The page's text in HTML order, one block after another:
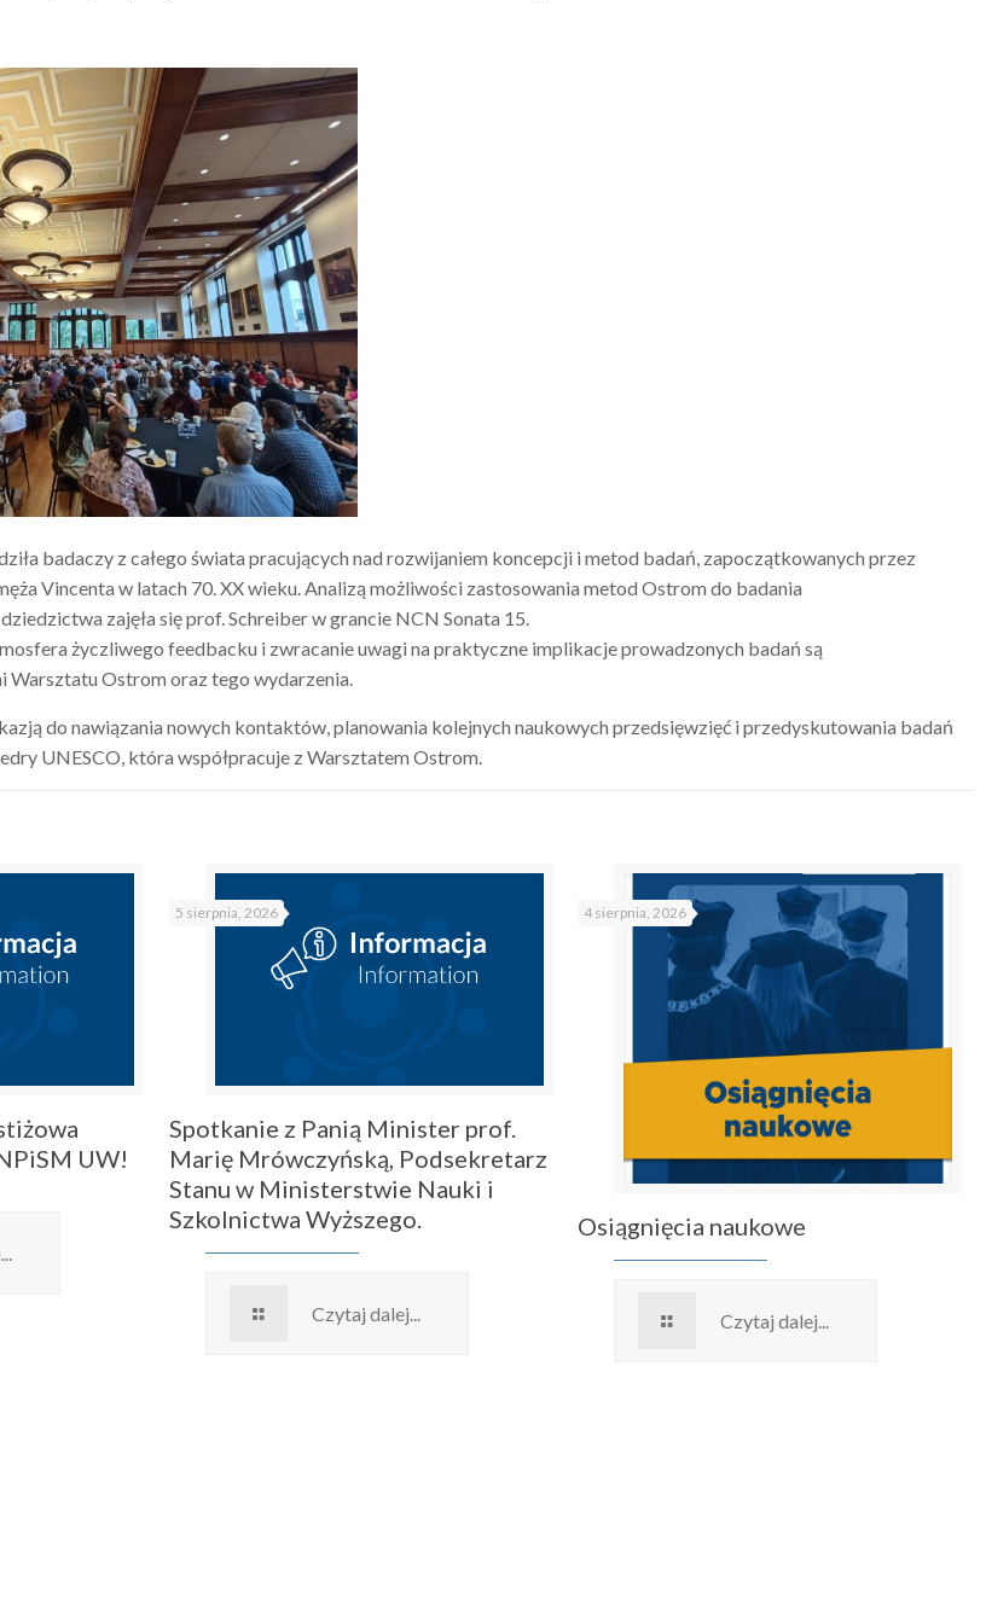
badaczy z całego świata pracujących nad rozwijaniem koncepcji i metod badań, zapoczątkowanych przez
Vincenta w latach 70. XX wieku. Analizą możliwości zastosowania metod Ostrom do badania
zajęła się prof. Schreiber w grancie NCN Sonata 15.
życzliwego feedbacku i zwracanie uwagi na praktyczne implikacje prowadzonych badań są
Warsztatu Ostrom oraz tego wydarzenia.
do nawiązania nowych kontaktów, planowania kolejnych naukowych przedsięwzięć i przedyskutowania badań
UNESCO, która współpracuje z Warsztatem Ostrom.
UW!
5 sierpnia, 2026
Spotkanie z Panią Minister prof.
Marię Mrówczyńską, Podsekretarz
Stanu w Ministerstwie Nauki i
Szkolnictwa Wyższego.
Czytaj dalej...
4 sierpnia, 2026
Osiągnięcia naukowe
Czytaj dalej...